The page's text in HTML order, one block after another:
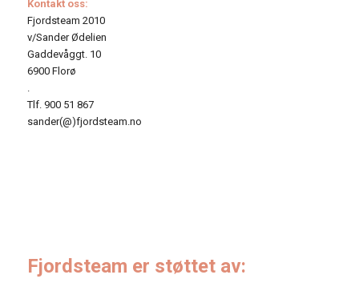
Kontakt oss:
Fjordsteam 2010
v/Sander Ødelien
Gaddevåggt. 10
6900 Florø
Tlf. 900 51 867
sander(@)fjordsteam.no
Fjordsteam er støttet av: